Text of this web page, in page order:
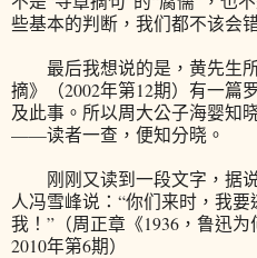
些基本的判断，我们都不该会
最后我想说的是，黄先生所
摘》（2002年第12期）有一篇
及此事。所以周大公子海婴知
——读者一查，便知分晓。
刚刚又读到一段文字，据说
人冯雪峰说：“你们来时，我
我！”（周正章《1936，鲁迅
2010年第6期）